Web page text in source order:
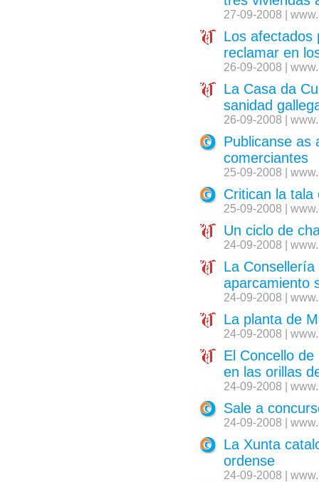
27-09-2008 |
Los afectados
reclamar en
26-09-2008 |
La Casa da
sanidad
26-09-2008 |
Publicanse as
comerciantes
25-09-2008 |
Critican la
25-09-2008 |
Un ciclo de
24-09-2008 |
La
aparcamiento
24-09-2008 |
La planta de
24-09-2008 |
El Concello
en las orillas
24-09-2008 |
Sale a
24-09-2008 |
La Xunta
ordense
24-09-2008 |